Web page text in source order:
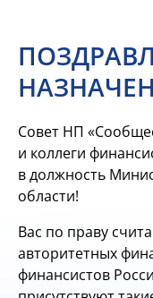
Совет НП
и коллеги
в должность
области!
Вас по праву
авторитетных
финансистов